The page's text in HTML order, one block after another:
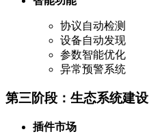
协议自动检测
设备自动发现
参数智能优化
异常预警系统
第三阶段：生态系统建设
插件市场